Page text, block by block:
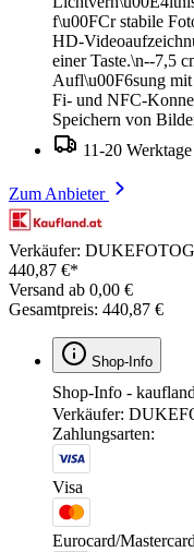
f\u00FCr stabile
HD-
einer Taste.\n--7,5
Aufl\u00F6sung
Fi- und NFC-
Speichern von
11-20 Werktage
Zum Anbieter
Verkäufer:
440,87 €*
Versand ab 0,00 €
Gesamtpreis: 440,87 €
Shop-Info
Shop-Info -
Verkäufer:
Zahlungsarten:
Visa
Eurocard/Mastercard